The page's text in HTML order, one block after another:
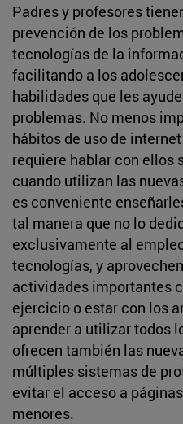
Padres y profesores
prevención de los
tecnologías de la
facilitando a los
habilidades que les
problemas. No menos
hábitos de uso de
requiere hablar con ellos
cuando utilizan las
es conveniente
tal manera que no lo
exclusivamente al
tecnologías, y
actividades importantes
ejercicio o estar con los
aprender a utilizar todos
ofrecen también las
múltiples sistemas de
evitar el acceso a
menores.